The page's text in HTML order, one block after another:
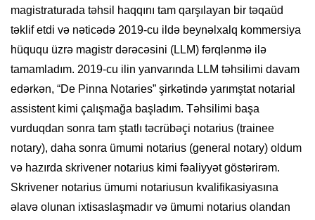
magistraturada təhsil haqqını tam qarşılayan bir təqaüd
təklif etdi və nəticədə 2019-cu ildə beynəlxalq kommersiya
hüququ üzrə magistr dərəcəsini (LLM) fərqlənmə ilə
tamamladım. 2019-cu ilin yanvarında LLM təhsilimi davam
edərkən, “De Pinna Notaries” şirkətində yarımştat notarial
assistent kimi çalışmağa başladım. Təhsilimi başa
vurduqdan sonra tam ştatlı təcrübəçi notarius (trainee
notary), daha sonra ümumi notarius (general notary) oldum
və hazırda skrivener notarius kimi fəaliyyət göstərirəm.
Skrivener notarius ümumi notariusun kvalifikasiyasına
əlavə olunan ixtisaslaşmadır və ümumi notarius olandan